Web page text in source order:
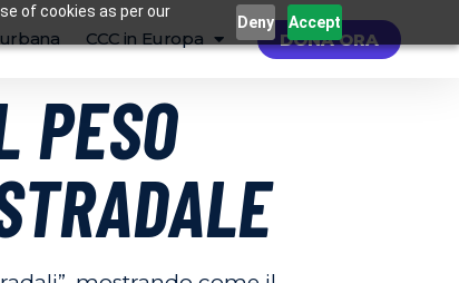
of cookies as per our
Deny Accept
CCC in Europa DONA ORA
PESO